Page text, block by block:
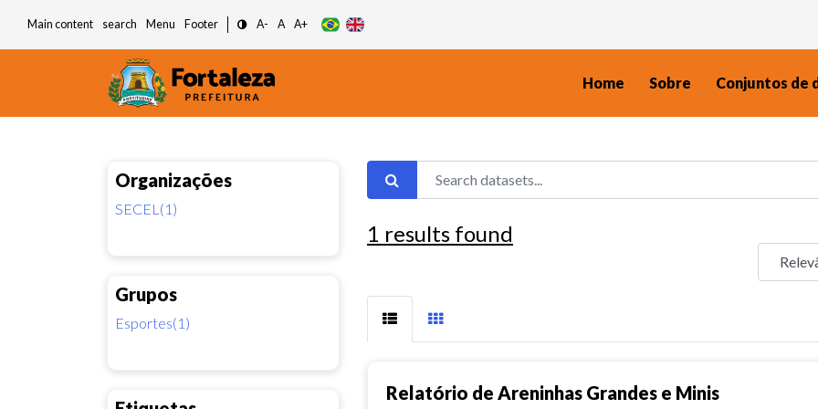
Main content search Menu Footer A- A A+
Home Sobre Conjuntos de
Organizações
SECEL(1)
Grupos
Esportes(1)
1 results found
Relatório de Areninhas Grandes e Minis